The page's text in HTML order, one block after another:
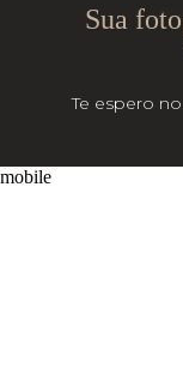
Sua
Te espero